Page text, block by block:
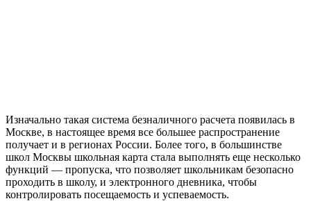
Изначально такая система безналичного расчета появилась в
Москве, в настоящее время все большее распространение
получает и в регионах России. Более того, в большинстве
школ Москвы школьная карта стала выполнять еще несколько
функций — пропуска, что позволяет школьникам безопасно
проходить в школу, и электронного дневника, чтобы
контролировать посещаемость и успеваемость.